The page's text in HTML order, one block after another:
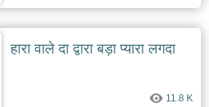
हारा वाले दा द्वारा बड़ा प्यारा लगदा
11.8 K